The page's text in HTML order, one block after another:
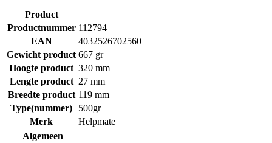
Product
Productnummer 112794
EAN
4032526702560
Gewicht product 667 gr
Hoogte product 320 mm
Lengte product 27 mm
Breedte product 119 mm
Type(nummer)
500gr
Merk
Helpmate
Algemeen